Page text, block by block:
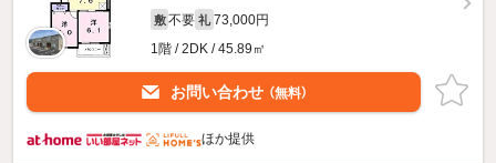
敷 不要 礼 73,000円
1階 / 2DK / 45.89㎡
お問い合わせ （無料）
ほか提供